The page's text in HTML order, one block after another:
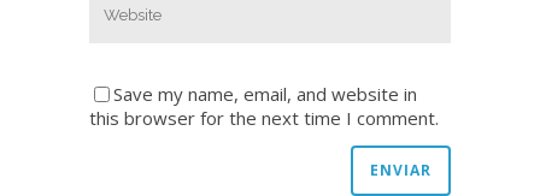
Save my name, email, and website in
this browser for the next time I comment.